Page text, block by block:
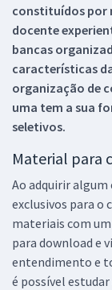
constituídos por
docente
bancas
características
organização de
uma tem a sua
seletivos.
Material para
Ao adquirir algum
exclusivos para o
materiais com
para download e
entendimento e
é possível estudar